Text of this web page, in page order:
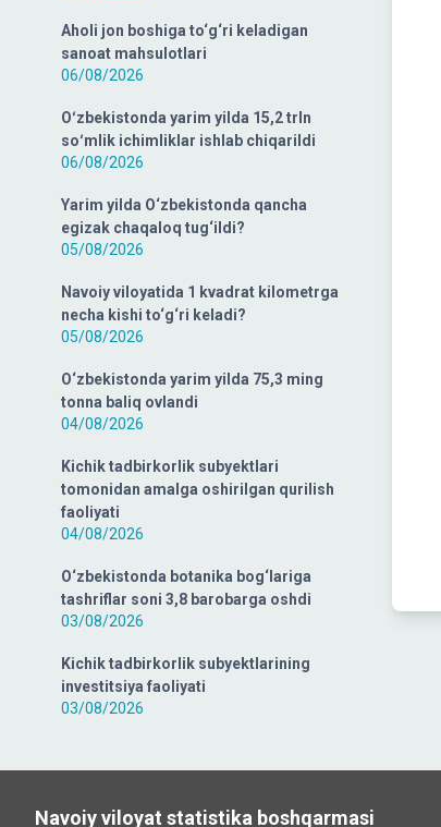
Aholi jon boshiga to‘g‘ri keladigan
sanoat mahsulotlari
06/08/2026
Oʻzbekistonda yarim yilda 15,2 trln
soʻmlik ichimliklar ishlab chiqarildi
06/08/2026
Yarim yilda O‘zbekistonda qancha
egizak chaqaloq tug‘ildi?
05/08/2026
Navoiy viloyatida 1 kvadrat kilometrga
necha kishi to‘g‘ri keladi?
05/08/2026
O‘zbekistonda yarim yilda 75,3 ming
tonna baliq ovlandi
04/08/2026
Kichik tadbirkorlik subyektlari
tomonidan amalga oshirilgan qurilish
faoliyati
04/08/2026
O‘zbekistonda botanika bog‘lariga
tashriflar soni 3,8 barobarga oshdi
03/08/2026
Kichik tadbirkorlik subyektlarining
investitsiya faoliyati
03/08/2026
Navoiy viloyat statistika boshqarmasi